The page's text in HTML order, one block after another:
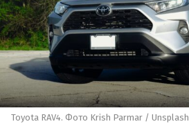
Toyota RAV4. Фото Krish Parmar / Unsplash